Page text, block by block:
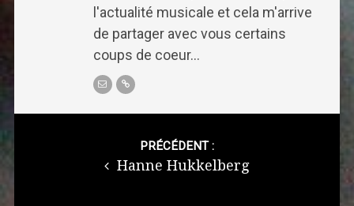
l'actualité musicale et cela m'arrive
de partager avec vous certains
coups de coeur...
PRÉCÉDENT :
Hanne Hukkelberg